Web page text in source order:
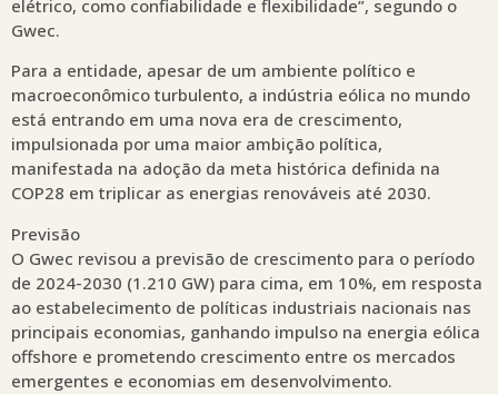
elétrico, como confiabilidade e flexibilidade”, segundo o
Gwec.
Para a entidade, apesar de um ambiente político e
macroeconômico turbulento, a indústria eólica no mundo
está entrando em uma nova era de crescimento,
impulsionada por uma maior ambição política,
manifestada na adoção da meta histórica definida na
COP28 em triplicar as energias renováveis até 2030.
Previsão
O Gwec revisou a previsão de crescimento para o período
de 2024-2030 (1.210 GW) para cima, em 10%, em resposta
ao estabelecimento de políticas industriais nacionais nas
principais economias, ganhando impulso na energia eólica
offshore e prometendo crescimento entre os mercados
emergentes e economias em desenvolvimento.